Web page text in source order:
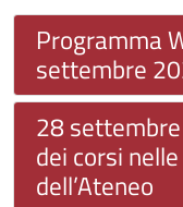
Programma
settembre
28
dei corsi
dell’Ateneo